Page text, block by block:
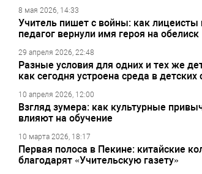
8 мая 2026, 14:33
Учитель пишет с войны: как лицеисты
педагог вернули имя героя на обелиск
29 апреля 2026, 22:48
Разные условия для одних и тех же
как сегодня устроена среда в детских
10 апреля 2026, 12:00
Взгляд зумера: как культурные
влияют на обучение
10 марта 2026, 18:17
Первая полоса в Пекине: китайские
благодарят «Учительскую газету»